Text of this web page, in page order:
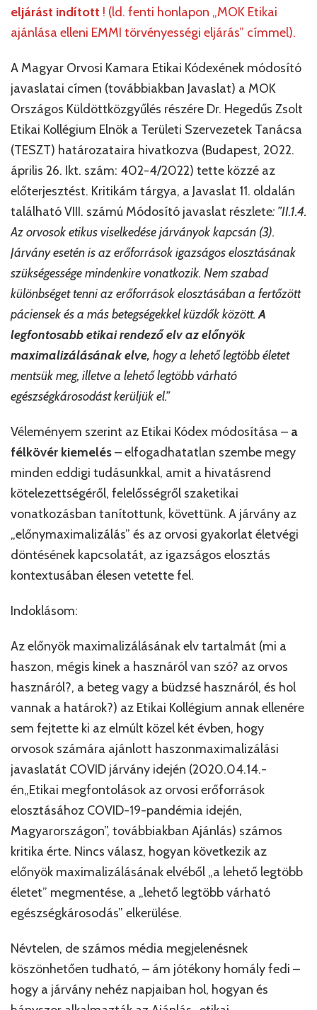
eljárást indított ! (ld. fenti honlapon „MOK Etikai
ajánlása elleni EMMI törvényességi eljárás” címmel).
A Magyar Orvosi Kamara Etikai Kódexének módosító
javaslatai címen (továbbiakban Javaslat) a MOK
Országos Küldöttközgyűlés részére Dr. Hegedűs Zsolt
Etikai Kollégium Elnök a Területi Szervezetek Tanácsa
(TESZT) határozataira hivatkozva (Budapest, 2022.
április 26. Ikt. szám: 402-4/2022) tette közzé az
előterjesztést. Kritikám tárgya, a Javaslat 11. oldalán
található VIII. számú Módosító javaslat részlete: ”II.1.4.
Az orvosok etikus viselkedése járványok kapcsán (3).
Járvány esetén is az erőforrások igazságos elosztásának
szükségessége mindenkire vonatkozik. Nem szabad
különbséget tenni az erőforrások elosztásában a fertőzött
páciensek és a más betegségekkel küzdők között.A
legfontosabb etikai rendező elv az előnyök
maximalizálásának elve, hogy a lehető legtöbb életet
mentsük meg, illetve a lehető legtöbb várható
egészségkárosodást kerüljük el.”
Véleményem szerint az Etikai Kódex módosítása – a
félkövér kiemelés– elfogadhatatlan szembe megy
minden eddigi tudásunkkal, amit a hivatásrend
kötelezettségéről, felelősségről szaketikai
vonatkozásban tanítottunk, követtünk. A járvány az
„előnymaximalizálás” és az orvosi gyakorlat életvégi
döntésének kapcsolatát, az igazságos elosztás
kontextusában élesen vetette fel.
Indoklásom:
Az előnyök maximalizálásának elv tartalmát (mi a
haszon, mégis kinek a hasznáról van szó? az orvos
hasznáról?, a beteg vagy a büdzsé hasznáról, és hol
vannak a határok?) az Etikai Kollégium annak ellenére
sem fejtette ki az elmúlt közel két évben, hogy
orvosok számára ajánlott haszonmaximalizálási
javaslatát COVID járvány idején (2020.04.14.-
én„Etikai megfontolások az orvosi erőforrások
elosztásához COVID-19-pandémia idején,
Magyarországon”, továbbiakban Ajánlás) számos
kritika érte. Nincs válasz, hogyan következik az
előnyök maximalizálásának elvéből „a lehető legtöbb
életet” megmentése, a „lehető legtöbb várható
egészségkárosodás” elkerülése.
Névtelen, de számos média megjelenésnek
köszönhetően tudható, – ám jótékony homály fedi –
hogy a járvány nehéz napjaiban hol, hogyan és